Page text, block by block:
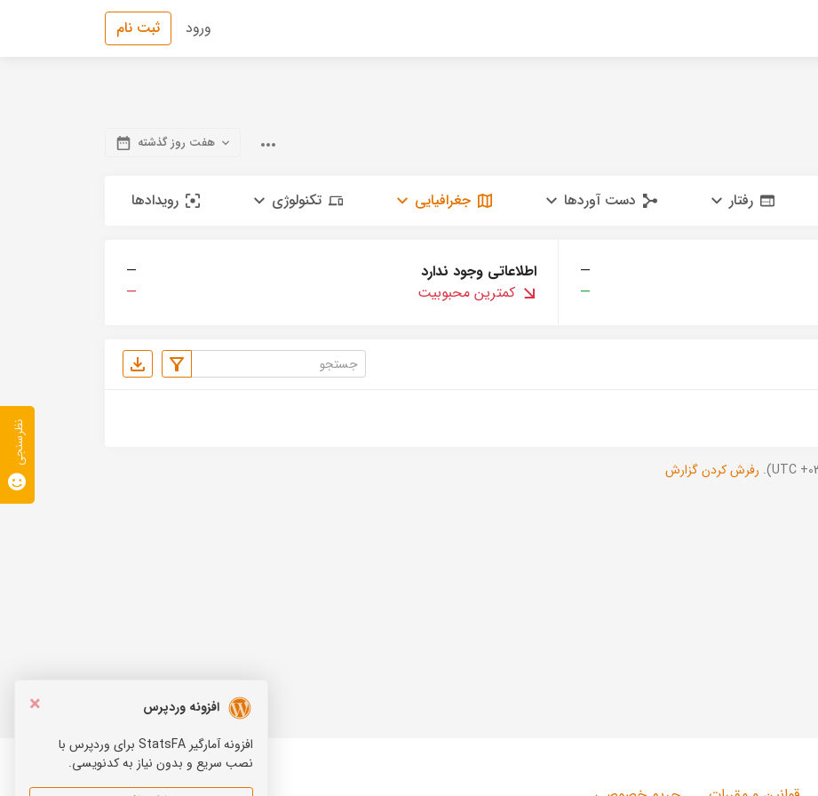
ورود ثبت نام
هفت روز گذشته
رفتار دست آوردها جغرافیایی تکنولوژی رویدادها
—
—
اطلاعاتی وجود ندارد
—
کمترین محبوبیت
—
رفرش کردن گزارش
×
افزونه وردپرس
افزونه آمارگیر StatsFA برای وردپرس با
نصب سریع و بدون نیاز به کدنویسی.
نظرسنجی